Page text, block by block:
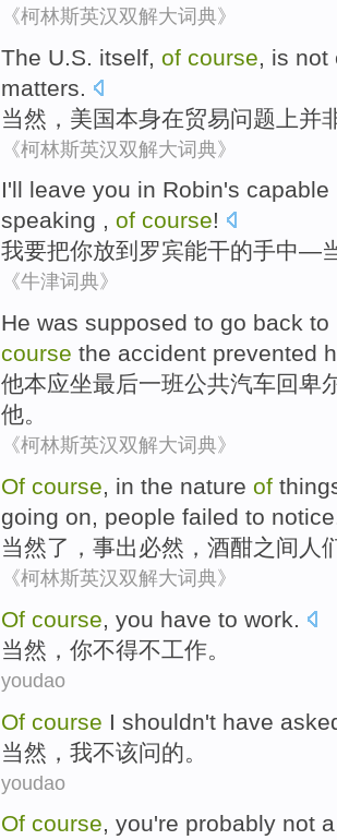
《柯林斯英汉双解大词典》
The U.S. itself of course is not
matters
当然 ， 美国本身在贸易问题上并
《柯林斯英汉双解大词典》
I'll leave you in Robin's capable
speaking , of course!
我要把你放到 罗宾能干的手中—
《牛津词典》
He was supposed to go back to
course the accident prevented
他本应坐最后一班公共汽车回卑
他。
《柯林斯英汉双解大词典》
Of course, in the nature of
going on, people failed to notice
当然了， 事出必然， 酒酣之间 人
《柯林斯英汉双解大词典》
Of course, you have to work.
当然，你不得不工作。
youdao
Of course I shouldn't have
当然，我不该问的。
youdao
Of course, you're probably not